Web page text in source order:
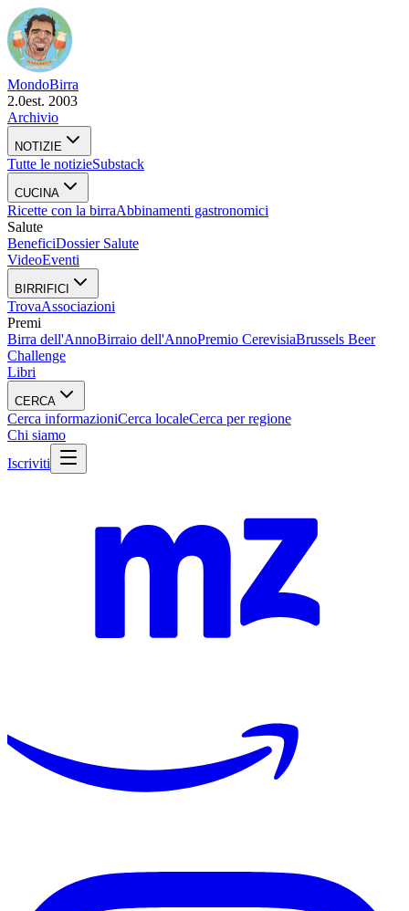
MondoBirra
2.0est. 2003
Archivio
NOTIZIE
Tutte le notizieSubstack
CUCINA
Ricette con la birraAbbinamenti gastronomici
Salute
BeneficiDossier Salute
VideoEventi
BIRRIFICI
TrovaAssociazioni
Premi
Birra dell'AnnoBirraio dell'AnnoPremio CerevisiaBrussels Beer
Challenge
Libri
CERCA
Cerca informazioniCerca localeCerca per regione
Chi siamo
Iscriviti